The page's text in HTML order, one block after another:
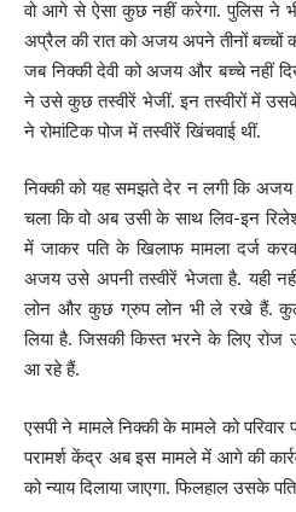
वो आगे से ऐसा कुछ नहीं करेगा. पुलिस ने
अप्रैल की रात को अजय अपने तीनों
जब निक्की देवी को अजय और बच्चे नहीं
ने उसे कुछ तस्वीरें भेजीं. इन तस्वीरों में उसके
ने रोमांटिक पोज में तस्वीरें खिंचवाई थीं.
निक्की को यह समझते देर न लगी कि अजय
चला कि वो अब उसी के साथ लिव-इन
में जाकर पति के खिलाफ मामला दर्ज
अजय उसे अपनी तस्वीरें भेजता है. यही
लोन और कुछ ग्रुप लोन भी ले रखे हैं.
लिया है. जिसकी किस्त भरने के लिए
आ रहे हैं.
एसपी ने मामले निक्की के मामले को परिवार
परामर्श केंद्र अब इस मामले में आगे की
को न्याय दिलाया जाएगा. फिलहाल उसके